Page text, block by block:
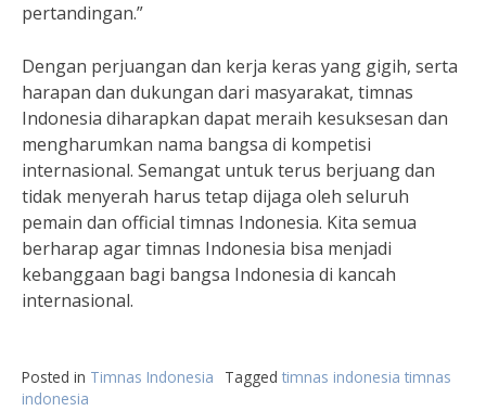
pertandingan.”
Dengan perjuangan dan kerja keras yang gigih, serta
harapan dan dukungan dari masyarakat, timnas
Indonesia diharapkan dapat meraih kesuksesan dan
mengharumkan nama bangsa di kompetisi
internasional. Semangat untuk terus berjuang dan
tidak menyerah harus tetap dijaga oleh seluruh
pemain dan official timnas Indonesia. Kita semua
berharap agar timnas Indonesia bisa menjadi
kebanggaan bagi bangsa Indonesia di kancah
internasional.
Posted in Timnas Indonesia Tagged timnas indonesia timnas
indonesia